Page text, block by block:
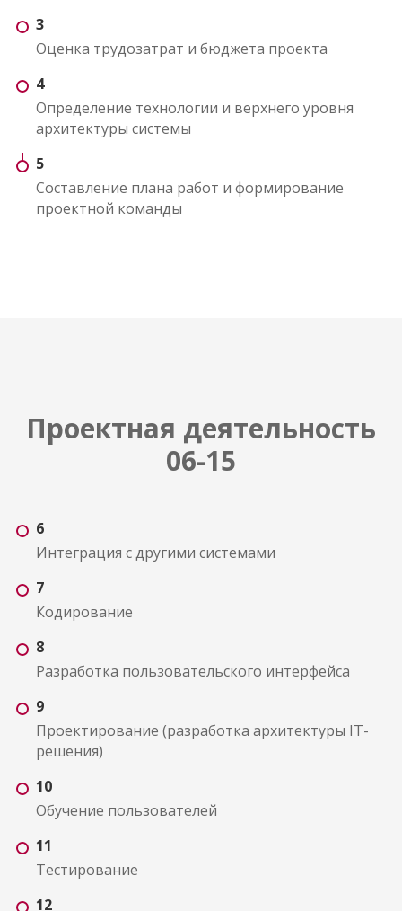
3
Оценка трудозатрат и бюджета проекта
4
Определение технологии и верхнего уровня
архитектуры системы
5
Составление плана работ и формирование
проектной команды
Проектная деятельность
06-15
6
Интеграция с другими системами
7
Кодирование
8
Разработка пользовательского интерфейса
9
Проектирование (разработка архитектуры IT-
решения)
10
Обучение пользователей
11
Тестирование
12